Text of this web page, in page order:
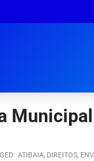
ATIBAIA, DIREITOS,